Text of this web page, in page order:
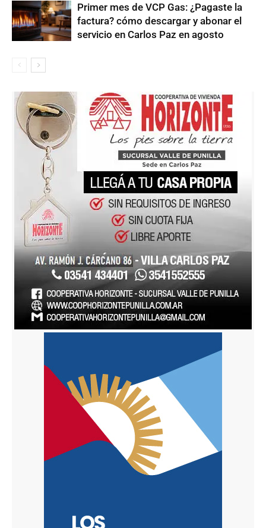
Primer mes de VCP Gas: ¿Pagaste la
factura? cómo descargar y abonar el
servicio en Carlos Paz en agosto